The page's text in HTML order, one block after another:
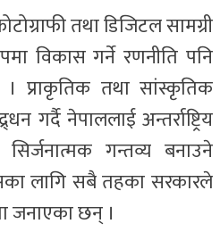
तथा डिजिटल सामग्री
विकास गर्ने रणनीति पनि
प्राकृतिक तथा सांस्कृतिक
गर्दै नेपाललाई अन्तर्राष्ट्रिय
गन्तव्य बनाउने
लागि सबै तहका सरकारले
जनाएका छन् ।